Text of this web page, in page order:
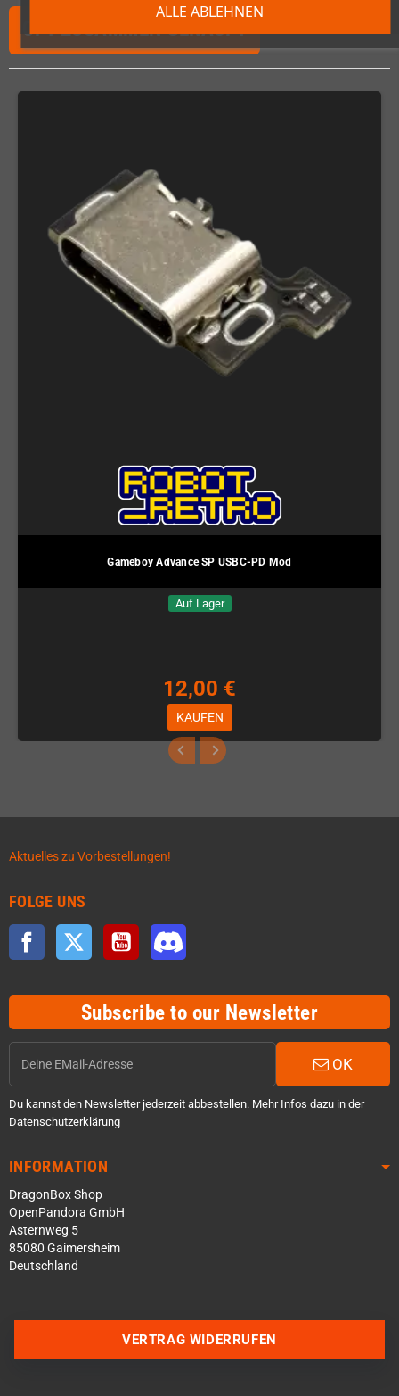
ALLE ABLEHNEN
OFT ZUSAMMEN GEKAUFT
Gameboy Advance SP USBC-PD Mod
Auf Lager
12,00 €
KAUFEN
Aktuelles zu Vorbestellungen!
FOLGE UNS
Facebook Twitter YouTube
Subscribe to our Newsletter
OK
Du kannst den Newsletter jederzeit abbestellen. Mehr Infos dazu in der
Datenschutzerklärung
INFORMATION
DragonBox Shop
OpenPandora GmbH
Asternweg 5
85080 Gaimersheim
Deutschland
Über WhatsApp schreiben
Über Telegram schreiben
VERTRAG WIDERRUFEN